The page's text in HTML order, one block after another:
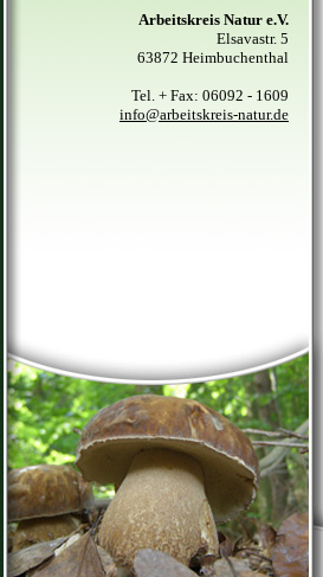
Arbeitskreis Natur e.V.
Elsavastr. 5
63872 Heimbuchenthal
Tel. + Fax: 06092 - 1609
info@arbeitskreis-natur.de